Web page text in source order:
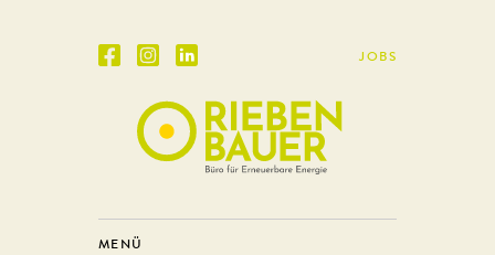
JOBS
MENÜ